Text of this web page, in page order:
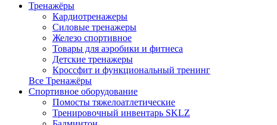
Тренажёры
Кардиотренажеры
Силовые тренажеры
Железо спортивное
Товары для аэробики и фитнеса
Детские тренажеры
Кроссфит и функциональный тренинг
Все Тренажёры
Спортивное оборудование
Помосты тяжелоатлетические
Тренировочный инвентарь SKLZ